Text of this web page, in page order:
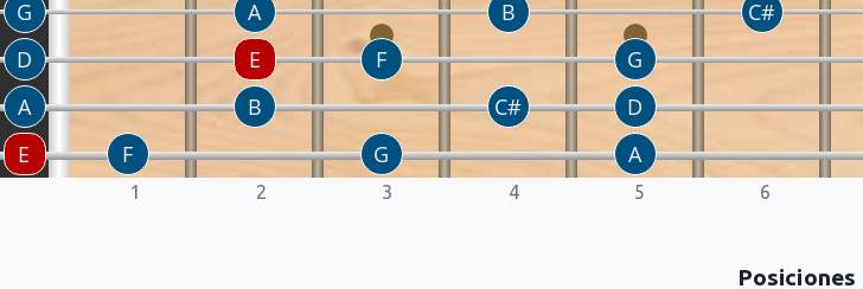
1 2 3 4 5 6
Posiciones